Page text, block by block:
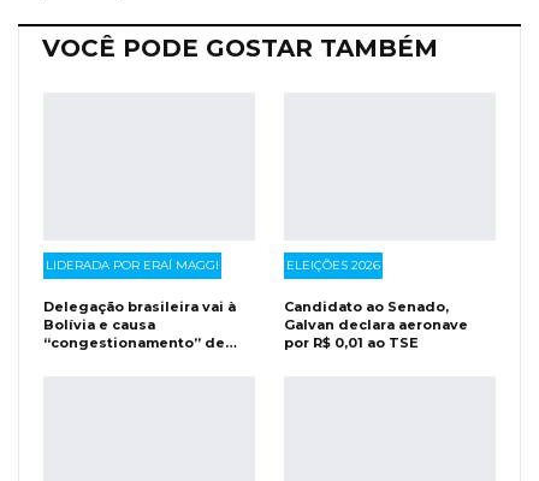
VOCÊ PODE GOSTAR TAMBÉM
LIDERADA POR ERAÍ MAGGI
Delegação brasileira vai à
Bolívia e causa
“congestionamento” de…
ELEIÇÕES 2026
Candidato ao Senado,
Galvan declara aeronave
por R$ 0,01 ao TSE